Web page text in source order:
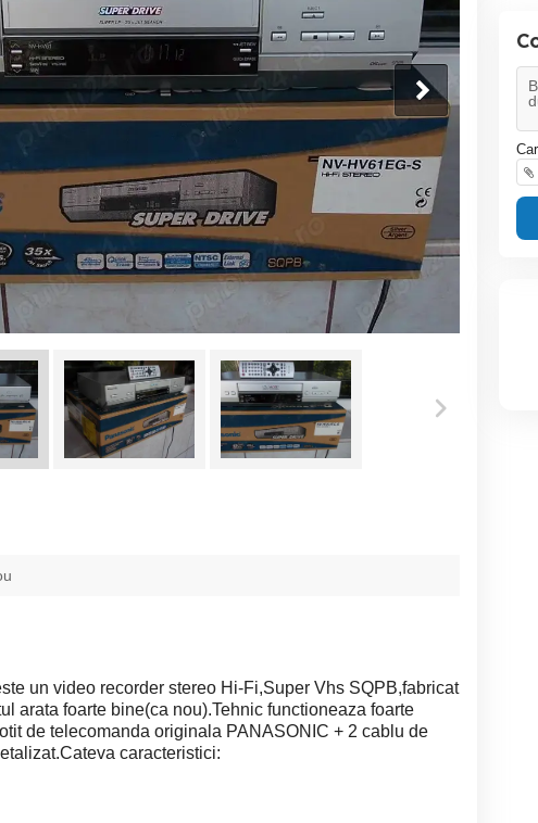
un video recorder stereo Hi-Fi,Super Vhs SQPB,fabricat
arata foarte bine(ca nou).Tehnic functioneaza foarte
de telecomanda originala PANASONIC + 2 cablu de
caracteristici: